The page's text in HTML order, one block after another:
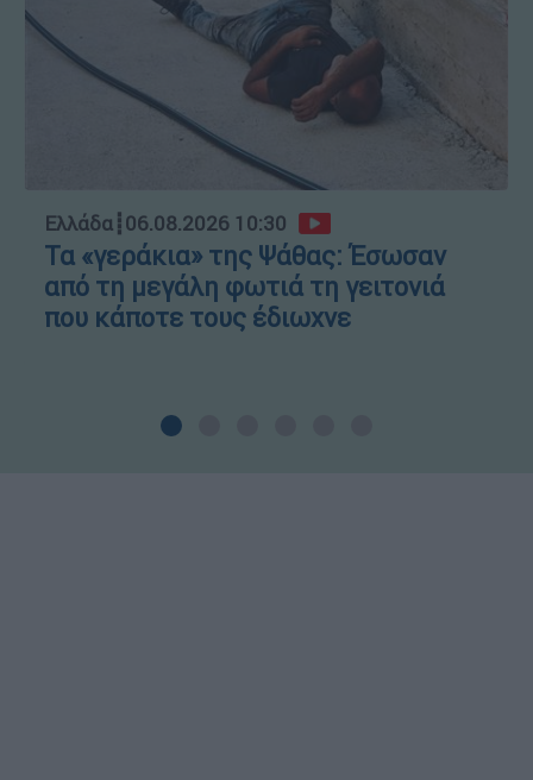
Ελλάδα┋06.08.2026 10:30
Τα «γεράκια» της Ψάθας: Έσωσαν
από τη μεγάλη φωτιά τη γειτονιά
που κάποτε τους έδιωχνε